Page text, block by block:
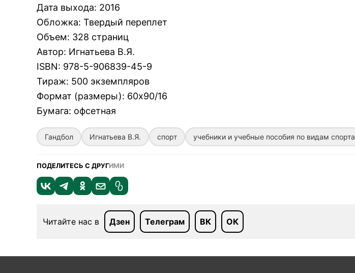
Дата выхода: 2016
Обложка: Твердый переплет
Объем: 328 страниц
Автор: Игнатьева В.Я.
ISBN: 978-5-906839-45-9
Тираж: 500 экземпляров
Формат (размеры): 60х90/16
Бумага: офсетная
Гандбол Игнатьева В.Я. спорт учебники и учебные пособия по видам спорта
ПОДЕЛИТЕСЬ С ДРУГИМИ
Читайте нас в Дзен Телеграм ВК ОК